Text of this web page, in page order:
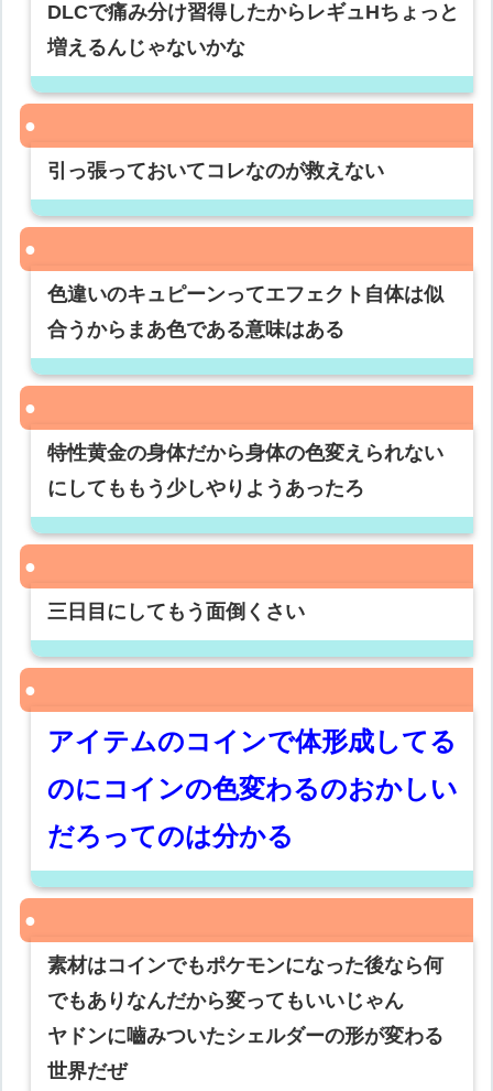
DLCで痛み分け習得したからレギュHちょっと
増えるんじゃないかな
引っ張っておいてコレなのが救えない
色違いのキュピーンってエフェクト自体は似
合うからまあ色である意味はある
特性黄金の身体だから身体の色変えられない
にしてももう少しやりようあったろ
三日目にしてもう面倒くさい
アイテムのコインで体形成してる
のにコインの色変わるのおかしい
だろってのは分かる
素材はコインでもポケモンになった後なら何
でもありなんだから変ってもいいじゃん
ヤドンに嚙みついたシェルダーの形が変わる
世界だぜ